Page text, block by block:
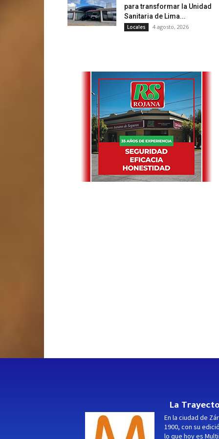
para transformar la Unidad
Sanitaria de Lima...
Locales 4 agosto, 2026
La
En la ciudad de
1900, con su
lo que hoy es